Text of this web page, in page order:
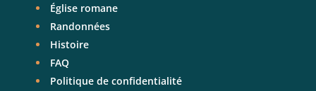
Église romane
Randonnées
Histoire
FAQ
Politique de confidentialité